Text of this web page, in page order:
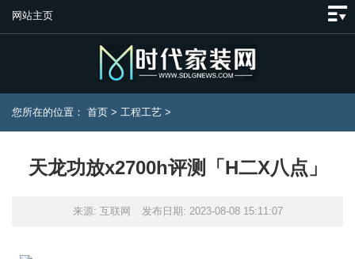
网站主页
您所在的位置： 首页 > 工程工艺 >
天龙功放x2700h评测「H二X八点」
来源: 互联网 发布日期: 2023-08-08 15:11:07